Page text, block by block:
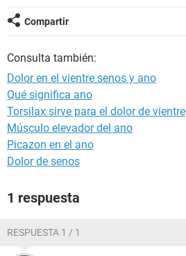
GLOSARIO
Compartir
Consulta también:
Dolor en el vientre senos y ano
Qué significa ano
Torsilax sirve para el dolor de vientre
Músculo elevador del ano
Picazon en el ano
Dolor de senos
1 respuesta
RESPUESTA 1 / 1